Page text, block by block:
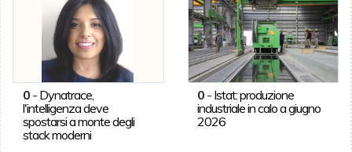
0- Dynatrace,
l'intelligenza deve
spostarsi a monte degli
stack moderni
0 - Istat: produzione
industriale in calo a giugno
2026